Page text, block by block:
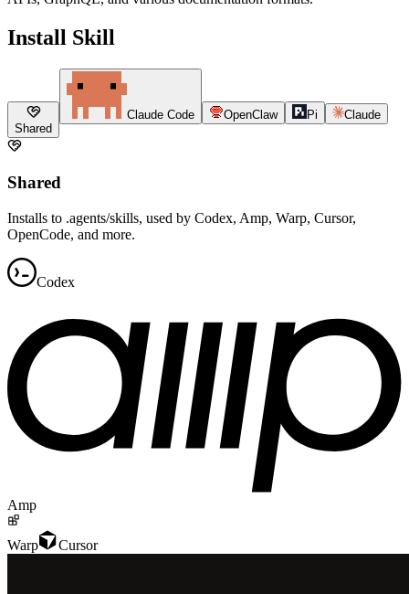
Install Skill
Shared
Claude Code OpenClaw Pi Claude
Shared
Installs to .agents/skills, used by Codex, Amp, Warp, Cursor,
OpenCode, and more.
Codex
Amp
Warp Cursor